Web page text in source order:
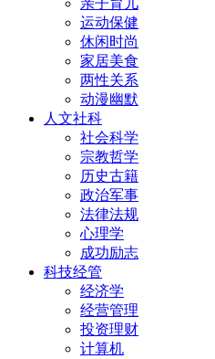
亲子育儿
运动保健
休闲时尚
家居美食
两性关系
动漫幽默
人文社科
社会科学
宗教哲学
历史古籍
政治军事
法律法规
心理学
成功励志
科技经管
经济学
经营管理
投资理财
计算机